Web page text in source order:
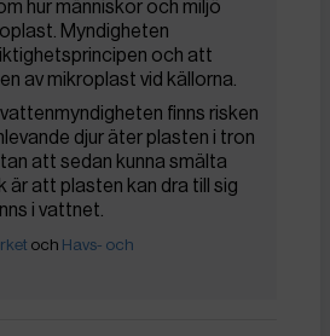
hur människor och miljö
Myndigheten
och att
av mikroplast vid källorna.
finns risken
djur äter plasten i tron
att sedan kunna smälta
är att plasten kan dra till sig
i vattnet.
och Havs- och